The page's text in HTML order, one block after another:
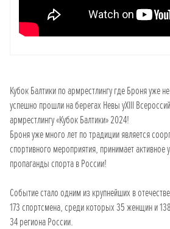
Кубок Балтики по армрестлингу где Броня уже
успешно прошли на берегах Невы уXIII
армрестлингу «Кубок Балтики» 2024!
Броня уже много лет по традиции является
спортивного мероприятия, принимает активное
пропаганды спорта в России!
Событие стало одним из крупнейших в
173 спортсмена, среди которых 35 женщин и
34 региона России.